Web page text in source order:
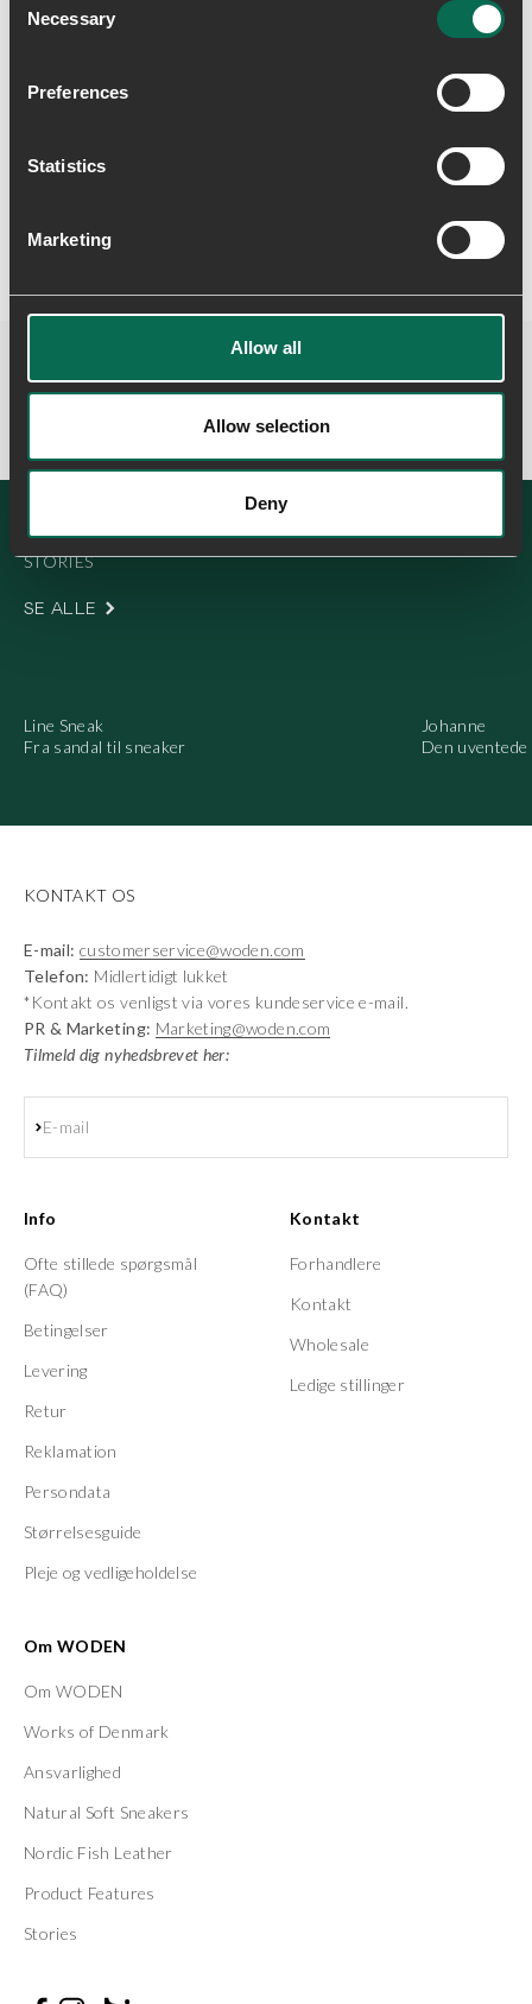
Selection
Necessary
Preferences
Statistics
Marketing
Allow all
Allow selection
Deny
SE ALLE
Line Sneak
Fra sandal til sneaker
Johanne
Den
KONTAKT OS
E-mail: customerservice@woden.com
Telefon: Midlertidigt lukket
*Kontakt os venligst via vores kundeservice e-mail.
PR & Marketing: Marketing@woden.com
Tilmeld dig nyhedsbrevet her:
E-mail
Abonnér
Info
Ofte stillede spørgsmål
(FAQ)
Betingelser
Levering
Retur
Reklamation
Persondata
Størrelsesguide
Pleje og vedligeholdelse
Kontakt
Forhandlere
Kontakt
Wholesale
Ledige stillinger
Om WODEN
Om WODEN
Works of Denmark
Ansvarlighed
Natural Soft Sneakers
Nordic Fish Leather
Product Features
Stories